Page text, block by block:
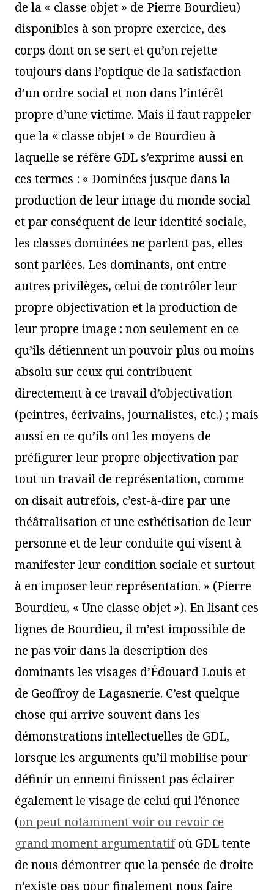
de la « classe objet » de Pierre Bourdieu)
disponibles à son propre exercice, des
corps dont on se sert et qu’on rejette
toujours dans l’optique de la satisfaction
d’un ordre social et non dans l’intérêt
propre d’une victime. Mais il faut rappeler
que la « classe objet » de Bourdieu à
laquelle se réfère GDL s’exprime aussi en
ces termes : « Dominées jusque dans la
production de leur image du monde social
et par conséquent de leur identité sociale,
les classes dominées ne parlent pas, elles
sont parlées. Les dominants, ont entre
autres privilèges, celui de contrôler leur
propre objectivation et la production de
leur propre image : non seulement en ce
qu’ils détiennent un pouvoir plus ou moins
absolu sur ceux qui contribuent
directement à ce travail d’objectivation
(peintres, écrivains, journalistes, etc.) ; mais
aussi en ce qu’ils ont les moyens de
préfigurer leur propre objectivation par
tout un travail de représentation, comme
on disait autrefois, c’est-à-dire par une
théâtralisation et une esthétisation de leur
personne et de leur conduite qui visent à
manifester leur condition sociale et surtout
à en imposer leur représentation. » (Pierre
Bourdieu, « Une classe objet »). En lisant ces
lignes de Bourdieu, il m’est impossible de
ne pas voir dans la description des
dominants les visages d’Édouard Louis et
de Geoffroy de Lagasnerie. C’est quelque
chose qui arrive souvent dans les
démonstrations intellectuelles de GDL,
lorsque les arguments qu’il mobilise pour
définir un ennemi finissent pas éclairer
également le visage de celui qui l’énonce
(on peut notamment voir ou revoir ce
grand moment argumentatifoù GDL tente
de nous démontrer que la pensée de droite
n’existe pas pour finalement nous faire